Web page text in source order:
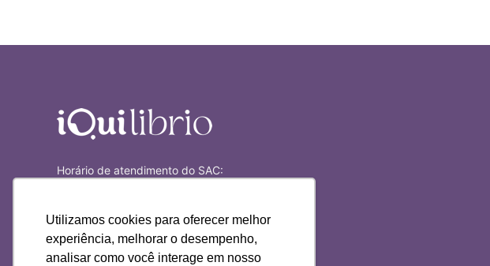
Utilizamos cookies para oferecer melhor
experiência, melhorar o desempenho,
analisar como você interage em nosso
Horário de atendimento do SAC: